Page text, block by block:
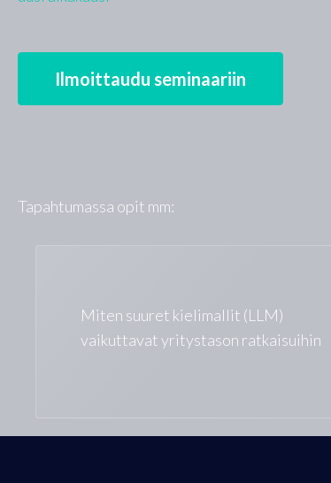
Ilmoittaudu seminaariin
Tapahtumassa opit mm:
Miten suuret kielimallit (LLM)
vaikuttavat yritystason ratkaisuihin